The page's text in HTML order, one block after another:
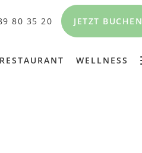
80 35 20 JETZT BUCHEN
RESTAURANT WELLNESS